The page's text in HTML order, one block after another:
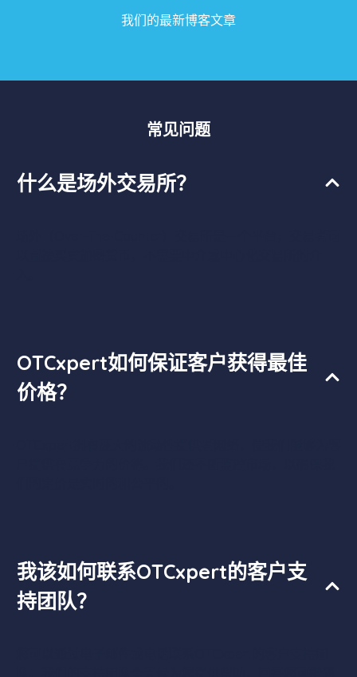
我们的最新博客文章
常见问题
什么是场外交易所？
OTCxpert如何保证客户获得最佳
价格？
我该如何联系OTCxpert的客户支
持团队？